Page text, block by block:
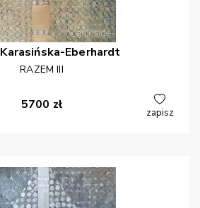
Karasińska-Eberhardt
RAZEM III
5700 zł
zapisz